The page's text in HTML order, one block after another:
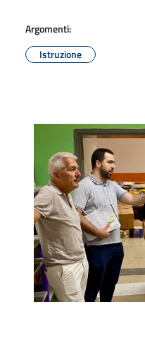
Argomenti:
Istruzione